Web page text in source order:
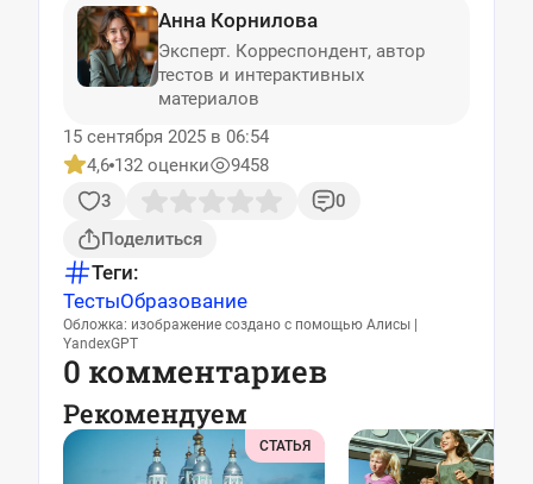
Анна Корнилова
Эксперт. Корреспондент, автор
тестов и интерактивных
материалов
15 сентября 2025 в 06:54
4,6 132 оценки
9458
3
0
Поделиться
Теги:
ТестыОбразование
Обложка: изображение создано с помощью Алисы |
YandexGPT
0 комментариев
Рекомендуем
СТАТЬЯ